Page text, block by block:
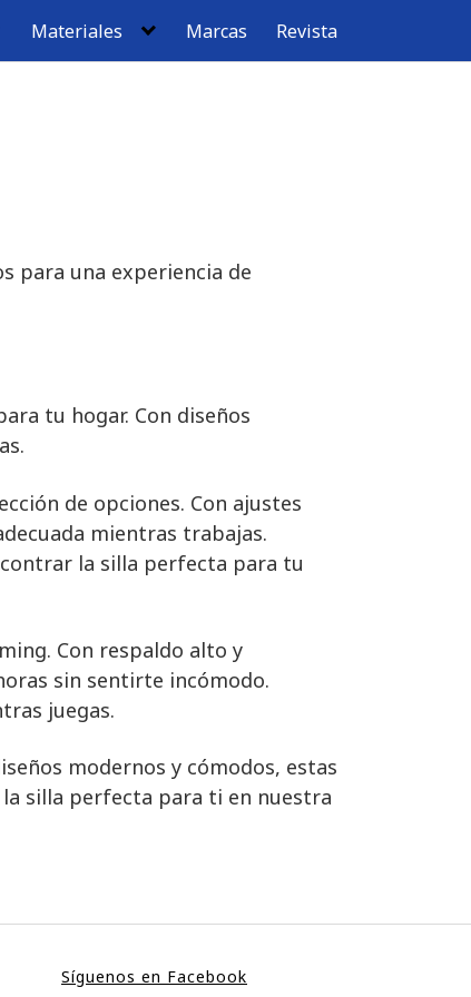
Materiales Marcas Revista
para una experiencia de
tu hogar. Con diseños
de opciones. Con ajustes
mientras trabajas.
la silla perfecta para tu
Con respaldo alto y
sin sentirte incómodo.
juegas.
modernos y cómodos, estas
silla perfecta para ti en nuestra
Síguenos en Facebook